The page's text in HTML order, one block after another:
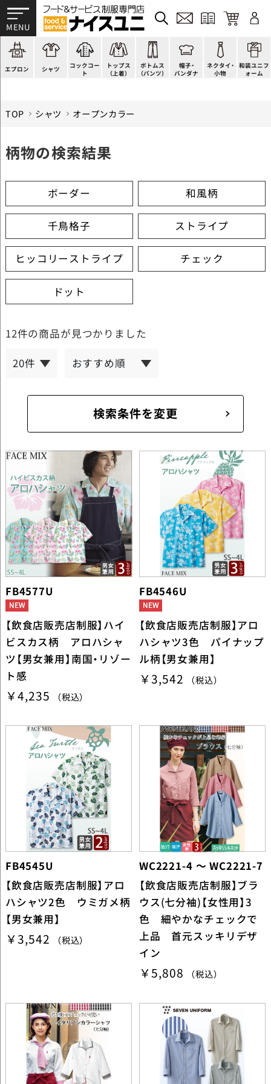
エプロン
かぶり型
スモック風
厨房用
ラップエプロン
シャツ
ピンタック
Tシャツ
ポロシャツ
和風シャツ(Asian)コックコー
ト
ショップコート
スタンダード
ファッション
キッズ
トップス
（上着）
法被(はっぴ)
調理白衣
カットソー
ジャンバー
ボトムス
（パンツ）
イージーパンツ
ワンピース
厨房シューズ
フロアシューズ
帽子・
バンダナ
洋帽子
コック帽
衛生帽子
ヘアネット
ネクタイ・
小物
ネクタイ
蝶ネクタイ
リボン・スカーフ
クロスタイ
和装ユニフ
ォーム
帯
草履、足袋など
着付小物
きもの
TOP シャツ オープンカラー
柄物の検索結果
ボーダー 和風柄
千鳥格子 ストライプ
ヒッコリーストライプ チェック
ドット
12件の商品が見つかりました
検索条件を変更
FB4577U
【飲食店販売店制服】ハイ
ビスカス柄 アロハシャ
ツ【男女兼用】南国・リゾー
ト感
￥4,235 （税込）
FB4546U
【飲食店販売店制服】アロ
ハシャツ3色 パイナップ
ル柄【男女兼用】
￥3,542 （税込）
FB4545U
【飲食店販売店制服】アロ
ハシャツ2色 ウミガメ柄
【男女兼用】
￥3,542 （税込）
WC2221-4 ～ WC2221-7
【飲食店販売店制服】ブラ
ウス(七分袖)【女性用】3
色 細やかなチェックで
上品 首元スッキリデザ
イン
￥5,808 （税込）